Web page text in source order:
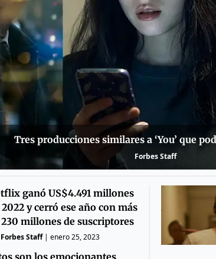
Tres producciones similares a ‘You’ que
Forbes Staff
ganó US$4.491 millones
y cerró ese año con más
millones de suscriptores
Forbes Staff| enero 25, 2023
son los emocionantes